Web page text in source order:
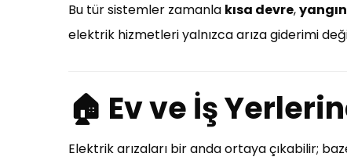
Bu tür sistemler zamanla kısa devre,
elektrik hizmetleri yalnızca arıza giderimi
🏠 Ev ve İş
Elektrik arızaları bir anda ortaya çıkabilir;